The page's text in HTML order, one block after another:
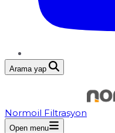
Arama yap
Normoil Filtrasyon
Open menu